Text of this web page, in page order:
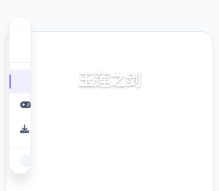
玉莲之剑
首页，官方朝向华语，中文导入，白送面载，